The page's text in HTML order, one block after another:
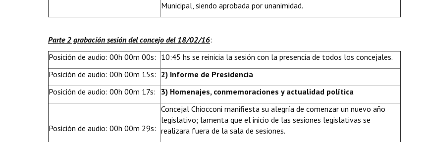
Municipal, siendo aprobada por unanimidad.
Parte 2 grabación sesión del concejo del 18/02/16:
Posición de audio: 00h 00m 00s: 10:45 hs se reinicia la sesión con la presencia de todos los concejales.
Posición de audio: 00h 00m 15s: 2) Informe de Presidencia
Posición de audio: 00h 00m 17s:
3) Homenajes, conmemoraciones y actualidad política
Posición de audio: 00h 00m 29s:
Concejal Chiocconi manifiesta su alegría de comenzar un nuevo año
legislativo; lamenta que el inicio de las sesiones legislativas se
realizara fuera de la sala de sesiones.